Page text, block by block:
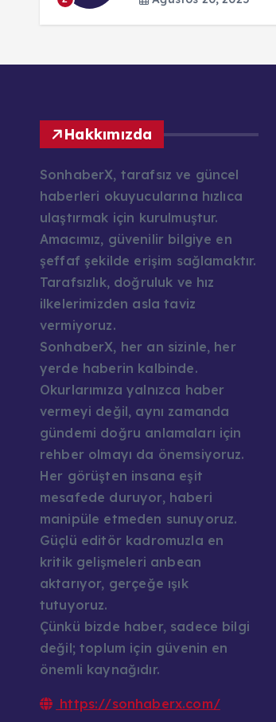
Hakkımızda
SonhaberX, tarafsız ve güncel
haberleri okuyucularına hızlıca
ulaştırmak için kurulmuştur.
Amacımız, güvenilir bilgiye en
şeffaf şekilde erişim sağlamaktır.
Tarafsızlık, doğruluk ve hız
ilkelerimizden asla taviz
vermiyoruz.
SonhaberX, her an sizinle, her
yerde haberin kalbinde.
Okurlarımıza yalnızca haber
vermeyi değil, aynı zamanda
gündemi doğru anlamaları için
rehber olmayı da önemsiyoruz.
Her görüşten insana eşit
mesafede duruyor, haberi
manipüle etmeden sunuyoruz.
Güçlü editör kadromuzla en
kritik gelişmeleri anbean
aktarıyor, gerçeğe ışık
tutuyoruz.
Çünkü bizde haber, sadece bilgi
değil; toplum için güvenin en
önemli kaynağıdır.
https://sonhaberx.com/